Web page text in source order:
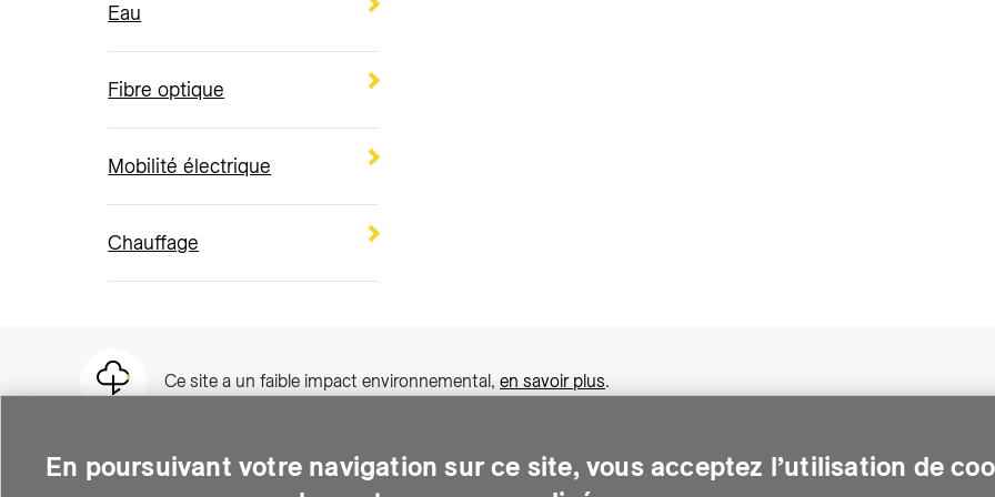
En poursuivant votre navigation sur ce site, vous acceptez l’utilisation de
Eau
Fibre optique
Mobilité électrique
Chauffage
Ce site a un faible impact environnemental, en savoir plus.